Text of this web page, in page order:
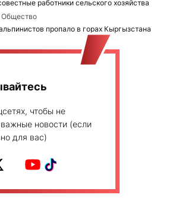
работники сельского хозяйства
Общество
пропало в горах Кыргызстана
чтобы не
важные новости (если
для вас)